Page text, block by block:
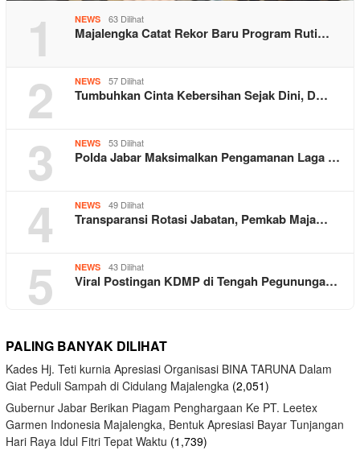
1 NEWS 63 Dilihat
Majalengka Catat Rekor Baru Program Ruti…
2 NEWS 57 Dilihat
Tumbuhkan Cinta Kebersihan Sejak Dini, D…
3 NEWS 53 Dilihat
Polda Jabar Maksimalkan Pengamanan Laga …
4 NEWS 49 Dilihat
Transparansi Rotasi Jabatan, Pemkab Maja…
5 NEWS 43 Dilihat
Viral Postingan KDMP di Tengah Pegununga…
PALING BANYAK DILIHAT
Kades Hj. Teti kurnia Apresiasi Organisasi BINA TARUNA Dalam
Giat Peduli Sampah di Cidulang Majalengka (2,051)
Gubernur Jabar Berikan Piagam Penghargaan Ke PT. Leetex
Garmen Indonesia Majalengka, Bentuk Apresiasi Bayar Tunjangan
Hari Raya Idul Fitri Tepat Waktu (1,739)